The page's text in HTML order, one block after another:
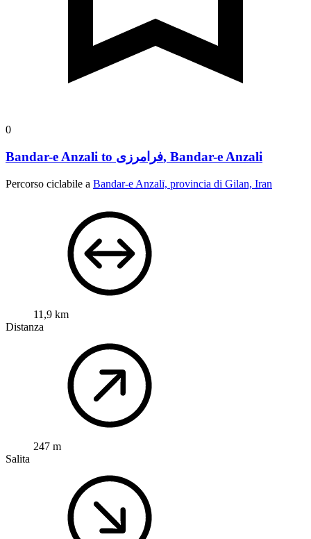
0
Bandar-e Anzali to فرامرزی, Bandar-e Anzali
Percorso ciclabile a Bandar-e Anzalī, provincia di Gilan, Iran
11,9 km
Distanza
247 m
Salita